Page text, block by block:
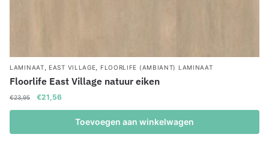
LAMINAAT EAST VILLAGE FLOORLIFE (AMBIANT) LAMINAAT
Floorlife East Village natuur eiken
€23,95
Oorspronkelijke
€21,56Huidige
Toevoegen aan winkelwagen